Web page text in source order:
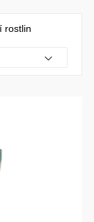
rostlin